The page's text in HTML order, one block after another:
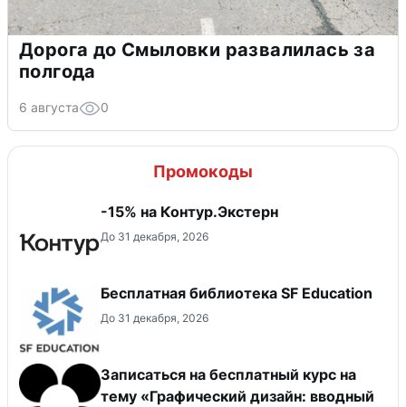
Дорога до Смыловки развалилась за
полгода
6 августа 0
Промокоды
-15% на Контур.Экстерн
До 31 декабря, 2026
Бесплатная библиотека SF Education
До 31 декабря, 2026
Записаться на бесплатный курс на
тему «Графический дизайн: вводный